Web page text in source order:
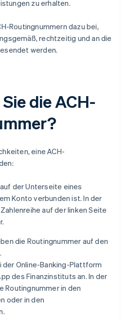
zu erhalten.
Routingnummern dazu bei,
rechtzeitig und an die
werden.
die ACH-
eine ACH-
der Unterseite eines
Konto verbunden ist. In der
auf der linken Seite
die Routingnummer auf den
der Online-Banking-Plattform
des Finanzinstituts an. In der
Routingnummer in den
oder in den